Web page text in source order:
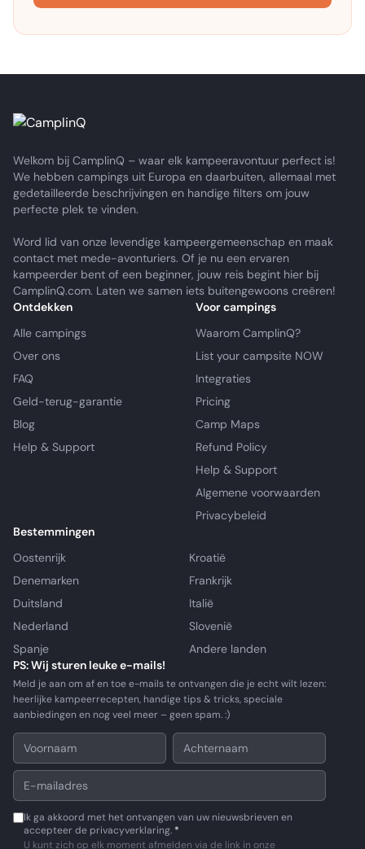
Welkom bij CamplinQ – waar elk kampeeravontuur perfect is!
We hebben campings uit Europa en daarbuiten, allemaal met
gedetailleerde beschrijvingen en handige filters om jouw
perfecte plek te vinden.
Word lid van onze levendige kampeergemeenschap en maak
contact met mede-avonturiers. Of je nu een ervaren
kampeerder bent of een beginner, jouw reis begint hier bij
CamplinQ.com. Laten we samen iets buitengewoons creëren!
Ontdekken
Alle campings
Over ons
FAQ
Geld-terug-garantie
Blog
Help & Support
Voor campings
Waarom CamplinQ?
List your campsite NOW
Integraties
Pricing
Camp Maps
Refund Policy
Help & Support
Algemene voorwaarden
Privacybeleid
Bestemmingen
Oostenrijk
Kroatië
Denemarken
Frankrijk
Duitsland
Italië
Nederland
Slovenië
Spanje
Andere landen
PS: Wij sturen leuke e-mails!
Meld je aan om af en toe e-mails te ontvangen die je echt wilt lezen:
heerlijke kampeerrecepten, handige tips & tricks, speciale
aanbiedingen en nog veel meer – geen spam. :)
Ik ga akkoord met het ontvangen van uw nieuwsbrieven en
accepteer de privacyverklaring. *
U kunt zich op elk moment afmelden via de link in onze